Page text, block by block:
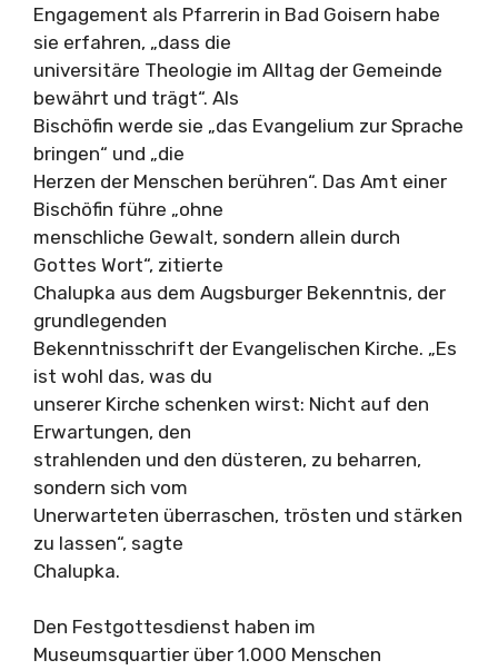
Engagement als Pfarrerin in Bad Goisern habe
sie erfahren, „dass die
universitäre Theologie im Alltag der Gemeinde
bewährt und trägt“. Als
Bischöfin werde sie „das Evangelium zur Sprache
bringen“ und „die
Herzen der Menschen berühren“. Das Amt einer
Bischöfin führe „ohne
menschliche Gewalt, sondern allein durch
Gottes Wort“, zitierte
Chalupka aus dem Augsburger Bekenntnis, der
grundlegenden
Bekenntnisschrift der Evangelischen Kirche. „Es
ist wohl das, was du
unserer Kirche schenken wirst: Nicht auf den
Erwartungen, den
strahlenden und den düsteren, zu beharren,
sondern sich vom
Unerwarteten überraschen, trösten und stärken
zu lassen“, sagte
Chalupka.
Den Festgottesdienst haben im
Museumsquartier über 1.000 Menschen